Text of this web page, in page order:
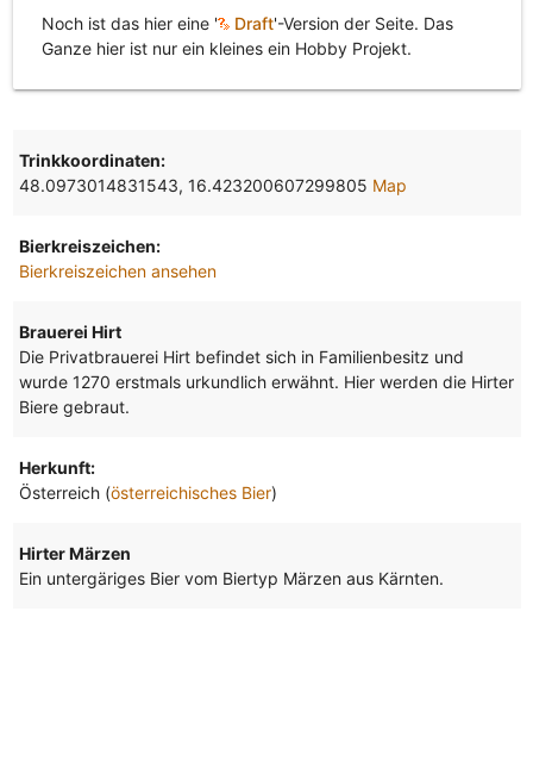
Noch ist das hier eine ' Draft'-Version der Seite. Das
Ganze hier ist nur ein kleines ein Hobby Projekt.
Trinkkoordinaten:
48.0973014831543, 16.423200607299805 Map
Bierkreiszeichen:
Bierkreiszeichen ansehen
Brauerei Hirt
Die Privatbrauerei Hirt befindet sich in Familienbesitz und
wurde 1270 erstmals urkundlich erwähnt. Hier werden die Hirter
Biere gebraut.
Herkunft:
Österreich (österreichisches Bier)
Hirter Märzen
Ein untergäriges Bier vom Biertyp Märzen aus Kärnten.